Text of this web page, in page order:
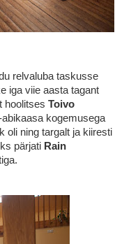
relvaluba taskusse
iga viie aasta tagant
hoolitses Toivo
kogemusega
oli ning targalt ja kiiresti
pärjati Rain